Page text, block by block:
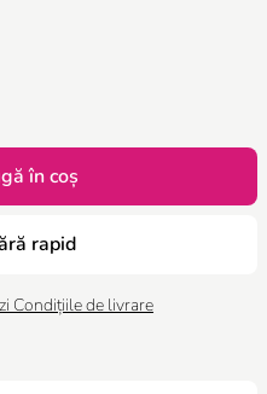
în coș
rapid
Condițiile de livrare